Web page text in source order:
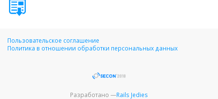
Пользовательское соглашение
Политика в отношении обработки персональных данных
Разработано —Rails Jedies